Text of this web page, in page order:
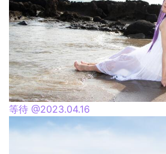
等待 @2023.04.16